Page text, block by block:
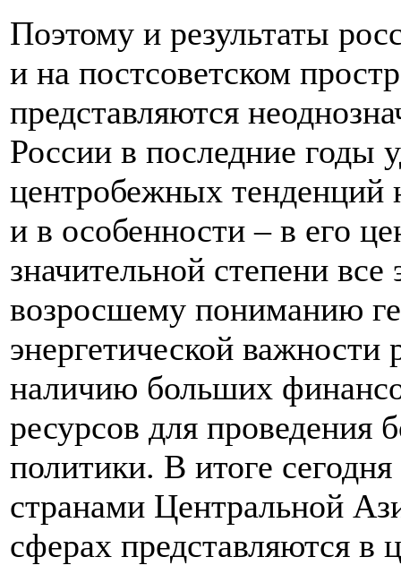
Поэтому и результаты
и на постсоветском
представляются
России в последние годы
центробежных тенденций
и в особенности – в его
значительной степени
возросшему пониманию
энергетической
наличию больших
ресурсов для проведения
политики. В итоге
странами Центральной
сферах представляются в